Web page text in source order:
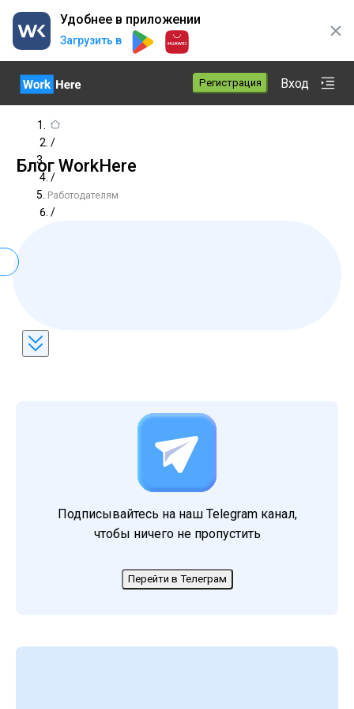
Удобнее в приложении
Загрузить в
Регистрация Вход
/
/
Работодателям
/
Блог WorkHere
Подписывайтесь на наш Telegram канал,
чтобы ничего не пропустить
Перейти в Телеграм